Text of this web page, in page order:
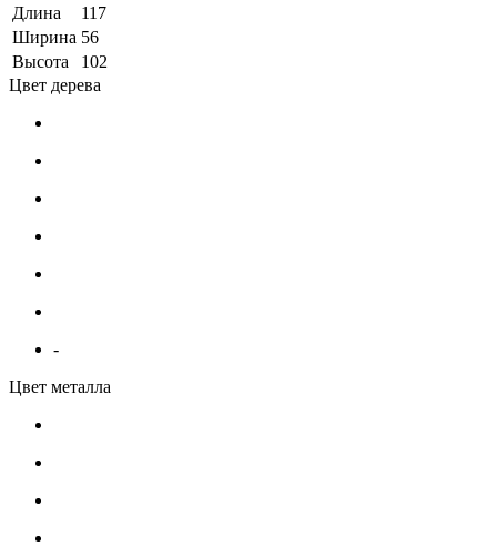
Длина
117
Ширина 56
Высота
102
Цвет дерева
-
Цвет металла